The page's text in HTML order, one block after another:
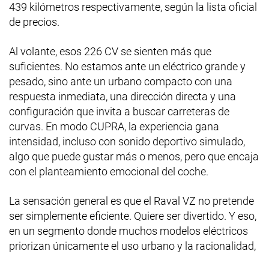
439 kilómetros respectivamente, según la lista oficial
de precios.
Al volante, esos 226 CV se sienten más que
suficientes. No estamos ante un eléctrico grande y
pesado, sino ante un urbano compacto con una
respuesta inmediata, una dirección directa y una
configuración que invita a buscar carreteras de
curvas. En modo CUPRA, la experiencia gana
intensidad, incluso con sonido deportivo simulado,
algo que puede gustar más o menos, pero que encaja
con el planteamiento emocional del coche.
La sensación general es que el Raval VZ no pretende
ser simplemente eficiente. Quiere ser divertido. Y eso,
en un segmento donde muchos modelos eléctricos
priorizan únicamente el uso urbano y la racionalidad,